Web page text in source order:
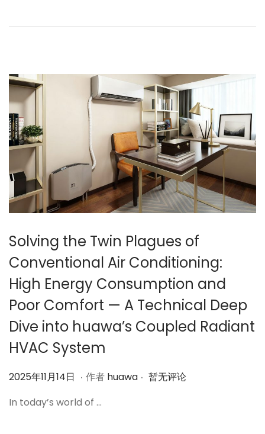
1
Solving the Twin Plagues of
Conventional Air Conditioning:
High Energy Consumption and
Poor Comfort — A Technical Deep
Dive into huawa’s Coupled Radiant
HVAC System
作
2025年11月14日 2
2
. 作者 huawa . 暂无评论
In today’s world of …